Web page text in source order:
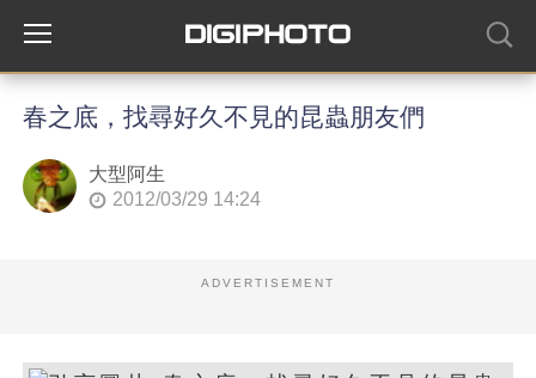
春之底，找尋好久不見的昆蟲朋友們
大型阿生
2012/03/29 14:24
ADVERTISEMENT